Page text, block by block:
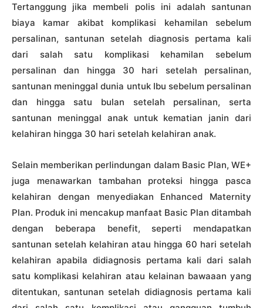
Tertanggung jika membeli polis ini adalah santunan
biaya kamar akibat komplikasi kehamilan sebelum
persalinan, santunan setelah diagnosis pertama kali
dari salah satu komplikasi kehamilan sebelum
persalinan dan hingga 30 hari setelah persalinan,
santunan meninggal dunia untuk Ibu sebelum persalinan
dan hingga satu bulan setelah persalinan, serta
santunan meninggal anak untuk kematian janin dari
kelahiran hingga 30 hari setelah kelahiran anak.
Selain memberikan perlindungan dalam Basic Plan, WE+
juga menawarkan tambahan proteksi hingga pasca
kelahiran dengan menyediakan Enhanced Maternity
Plan. Produk ini mencakup manfaat Basic Plan ditambah
dengan beberapa benefit, seperti mendapatkan
santunan setelah kelahiran atau hingga 60 hari setelah
kelahiran apabila didiagnosis pertama kali dari salah
satu komplikasi kelahiran atau kelainan bawaaan yang
ditentukan, santunan setelah didiagnosis pertama kali